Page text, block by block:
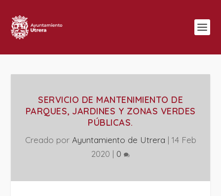
SERVICIO DE MANTENIMIENTO DE
PARQUES, JARDINES Y ZONAS VERDES
PÚBLICAS.
Creado por Ayuntamiento de Utrera | 14 Feb
2020 | 0